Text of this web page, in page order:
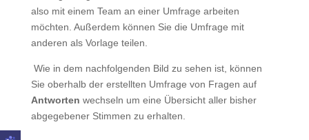
also mit einem Team an einer Umfrage arbeiten
möchten. Außerdem können Sie die Umfrage mit
anderen als Vorlage teilen.
Wie in dem nachfolgenden Bild zu sehen ist, können
Sie oberhalb der erstellten Umfrage von Fragen auf
Antworten wechseln um eine Übersicht aller bisher
abgegebener Stimmen zu erhalten.